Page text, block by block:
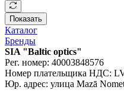
Показать
Каталог
Бренды
SIA "Baltic optics"
Рег. номер: 40003848576
Номер плательщика НДС:
Юр. адрес: улица Mazā